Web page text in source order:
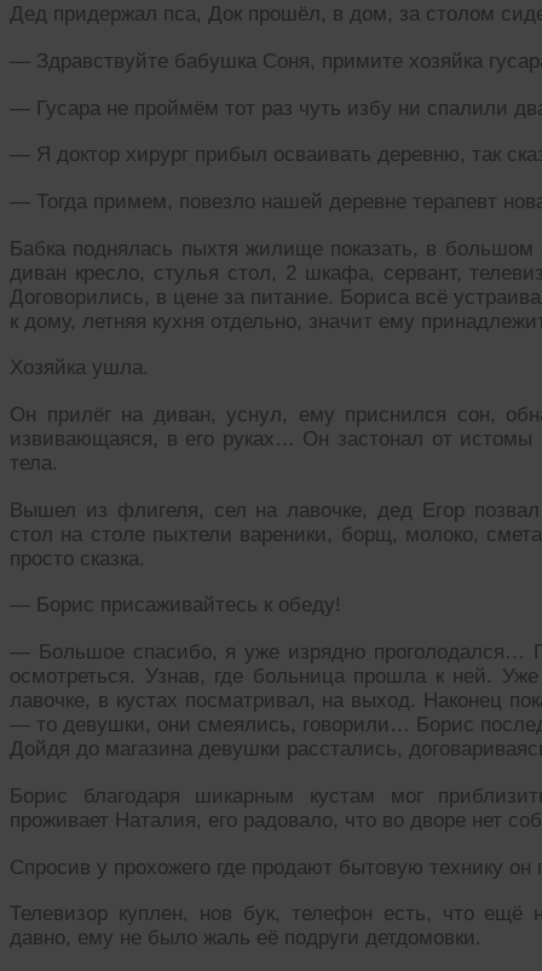
Дед придержал пса, Док прошёл, в дом, за столом
— Здравствуйте бабушка Соня, примите хозяйка
— Гусара не проймём тот раз чуть избу ни спалили
— Я доктор хирург прибыл осваивать деревню, так
— Тогда примем, повезло нашей деревне терапевт
Бабка поднялась пыхтя жилище показать, в
диван кресло, стулья стол, 2 шкафа, сервант,
Договорились, в цене за питание. Бориса всё
к дому, летняя кухня отдельно, значит ему
Хозяйка ушла.
Он прилёг на диван, уснул, ему приснился сон,
извивающаяся, в его руках… Он застонал от истомы
тела.
Вышел из флигеля, сел на лавочке, дед Егор
стол на столе пыхтели вареники, борщ, молоко,
просто сказка.
— Борис присаживайтесь к обеду!
— Большое спасибо, я уже изрядно проголодался…
осмотреться. Узнав, где больница прошла к ней.
лавочке, в кустах посматривал, на выход. Наконец
— то девушки, они смеялись, говорили… Борис
Дойдя до магазина девушки расстались,
Борис благодаря шикарным кустам мог
проживает Наталия, его радовало, что во дворе нет
Спросив у прохожего где продают бытовую технику
Телевизор куплен, нов бук, телефон есть, что
давно, ему не было жаль её подруги детдомовки.